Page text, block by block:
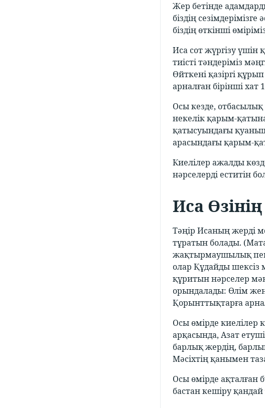
Жер бетінде
біздің
біздің өткінші
Иса сот жүргізу үшін
тиісті тәндеріміз
Өйткені қазіргі
арналған бірінші хат
Осы кезде,
некелік қарым-
қатысуындағы
арасындағы қарым-
Киелілер ажалды
нәрселерді еститін
Иса
Тәңір Исаның жерді
тұратын болады.
жақтырмаушылық
олар Құдайды шексіз
құритын нәрселер
орындалады: Өлім
Қорынттықтарға
Осы өмірде
арқасында, Азат
барлық жердің,
Мәсіхтің қанымен
Осы өмірде
бастан кешіру